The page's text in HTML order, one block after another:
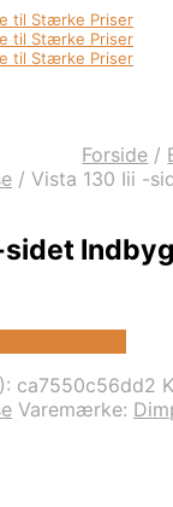
Forside /
/ Vista 130 Iii -
sidet
ca7550c56dd2
Varemærke: